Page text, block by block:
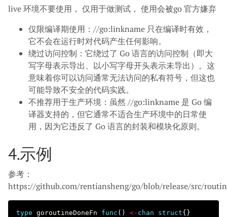
live 环境不要使用， 仅用于做测试， 使用会被go 官方嫌弃
仅限编译期使用：//go:linkname 只在编译时有效，
它不会在运行时对代码产生任何影响。
绕过访问控制：它绕过了 Go 语言的访问控制（即大
写字母表示导出、以小写字母开头表示未导出）。这
意味着你可以访问通常无法访问的私有符号，但这也
可能导致不安全的代码实践。
不推荐用于生产环境：虽然 //go:linkname 是 Go 编
译器支持的，但它通常不适合生产环境中的日常使
用，因为它违反了 Go 语言的封装和模块化原则。
4.示例
参考：
https://github.com/rentiansheng/go/blob/release/src/
type goroutineDoneFn func () <- chan struct{}